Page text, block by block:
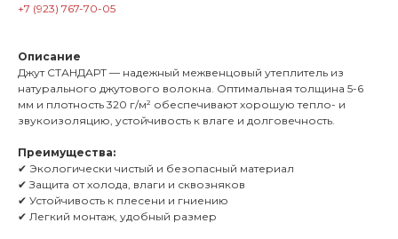
+7 (923) 767-70-05
Описание
Джут СТАНДАРТ — надежный межвенцовый утеплитель из
натурального джутового волокна. Оптимальная толщина 5-6
мм и плотность 320 г/м² обеспечивают хорошую тепло- и
звукоизоляцию, устойчивость к влаге и долговечность.
Преимущества:
✔ Экологически чистый и безопасный материал
✔ Защита от холода, влаги и сквозняков
✔ Устойчивость к плесени и гниению
✔ Легкий монтаж, удобный размер